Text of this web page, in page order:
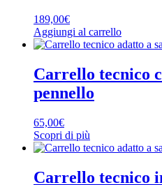
189,00€
Aggiungi al carrello
Carrello tecnico
pennello
65,00€
Scopri di più
Carrello tecnico